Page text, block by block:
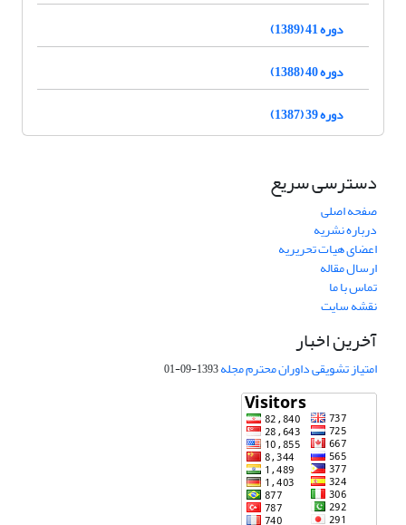
دوره 41 (1389)
دوره 40 (1388)
دوره 39 (1387)
دسترسی سریع
صفحه اصلی
درباره نشریه
اعضای هیات تحریریه
ارسال مقاله
تماس با ما
نقشه سایت
آخرین اخبار
امتیاز تشویقی داوران محترم مجله1393-09-01